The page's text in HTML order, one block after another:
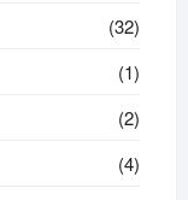
(32)
(1)
(2)
(4)